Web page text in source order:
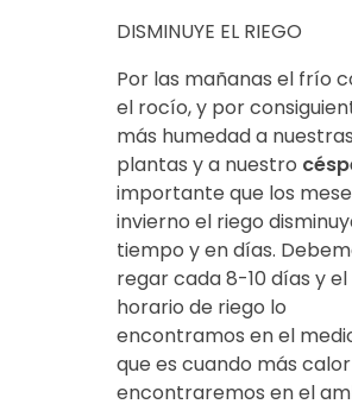
DISMINUYE EL RIEGO
Por las mañanas el frío
el rocío, y por
más humedad a nuestras
plantas y a nuestro
importante que los
invierno el riego
tiempo y en días.
regar cada 8-10 días y
horario de riego lo
encontramos en el
que es cuando más calor
encontraremos en el